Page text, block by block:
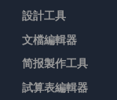
設計工具
文檔編輯器
简报製作工具
試算表編輯器